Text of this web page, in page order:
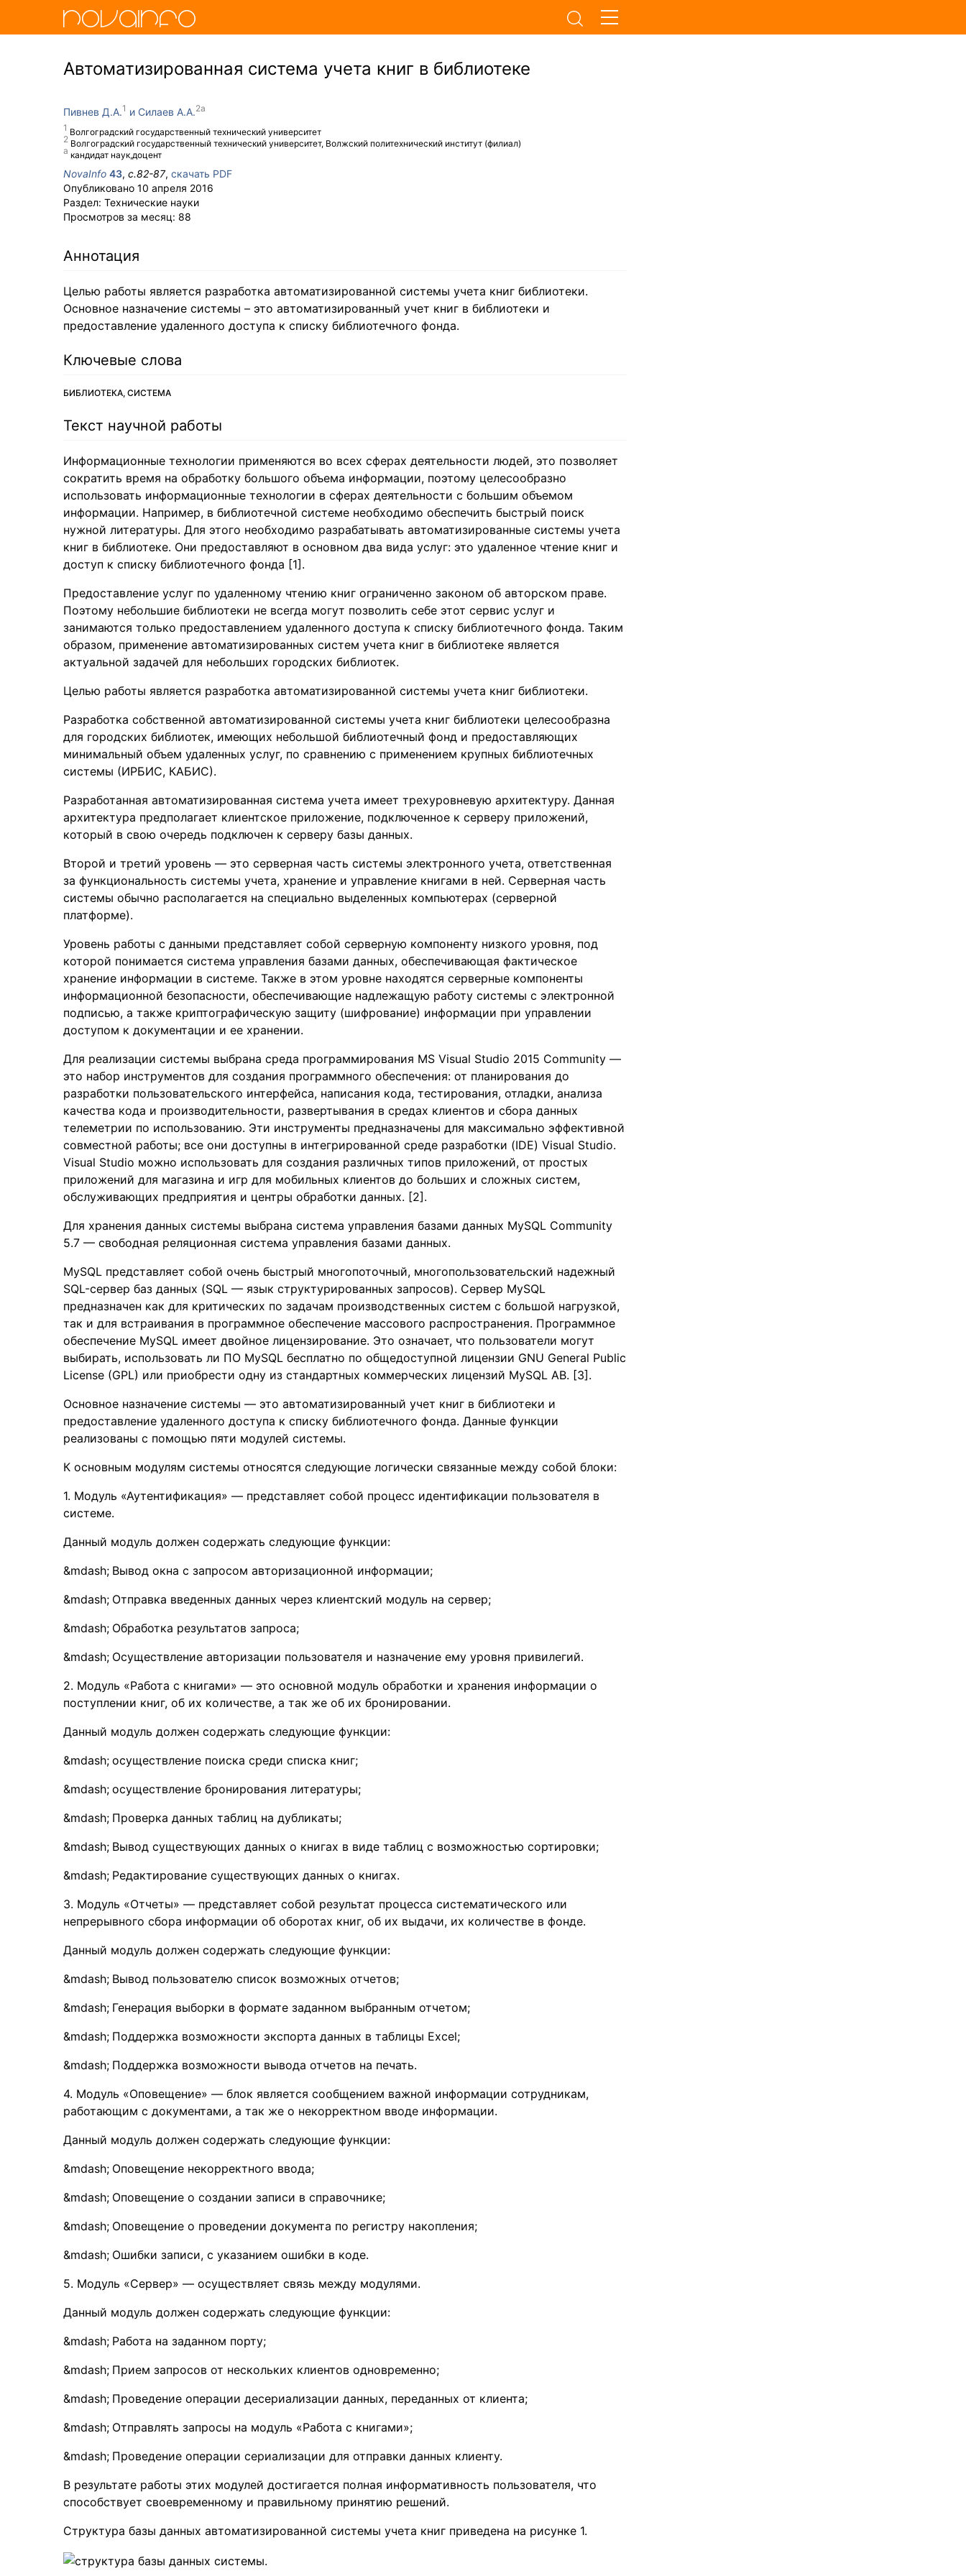
Автоматизированная система учета книг в библиотеке
Пивнев Д.А.
Волгоградский государственный технический университет
Силаев А.А.
Волгоградский государственный технический университет, Волжский политехнический институт (филиал)
кандидат наук,доцент
NovaInfo 43, с.82-87, скачать PDF
Опубликовано 10 апреля 2016
Раздел: Технические науки
Просмотров за месяц: 88
Аннотация
Целью работы является разработка автоматизированной системы учета книг библиотеки.
Основное назначение системы – это автоматизированный учет книг в библиотеки и
предоставление удаленного доступа к списку библиотечного фонда.
Ключевые слова
БИБЛИОТЕКА, СИСТЕМА
Текст научной работы
Информационные технологии применяются во всех сферах деятельности людей, это позволяет
сократить время на обработку большого объема информации, поэтому целесообразно
использовать информационные технологии в сферах деятельности с большим объемом
информации. Например, в библиотечной системе необходимо обеспечить быстрый поиск
нужной литературы. Для этого необходимо разрабатывать автоматизированные системы учета
книг в библиотеке. Они предоставляют в основном два вида услуг: это удаленное чтение книг и
доступ к списку библиотечного фонда [1].
Предоставление услуг по удаленному чтению книг ограниченно законом об авторском праве.
Поэтому небольшие библиотеки не всегда могут позволить себе этот сервис услуг и
занимаются только предоставлением удаленного доступа к списку библиотечного фонда. Таким
образом, применение автоматизированных систем учета книг в библиотеке является
актуальной задачей для небольших городских библиотек.
Целью работы является разработка автоматизированной системы учета книг библиотеки.
Разработка собственной автоматизированной системы учета книг библиотеки целесообразна
для городских библиотек, имеющих небольшой библиотечный фонд и предоставляющих
минимальный объем удаленных услуг, по сравнению с применением крупных библиотечных
системы (ИРБИС, КАБИС).
Разработанная автоматизированная система учета имеет трехуровневую архитектуру. Данная
архитектура предполагает клиентское приложение, подключенное к серверу приложений,
который в свою очередь подключен к серверу базы данных.
Второй и третий уровень — это серверная часть системы электронного учета, ответственная
за функциональность системы учета, хранение и управление книгами в ней. Серверная часть
системы обычно располагается на специально выделенных компьютерах (серверной
платформе).
Уровень работы с данными представляет собой серверную компоненту низкого уровня, под
которой понимается система управления базами данных, обеспечивающая фактическое
хранение информации в системе. Также в этом уровне находятся серверные компоненты
информационной безопасности, обеспечивающие надлежащую работу системы с электронной
подписью, а также криптографическую защиту (шифрование) информации при управлении
доступом к документации и ее хранении.
Для реализации системы выбрана среда программирования MS Visual Studio 2015 Community —
это набор инструментов для создания программного обеспечения: от планирования до
разработки пользовательского интерфейса, написания кода, тестирования, отладки, анализа
качества кода и производительности, развертывания в средах клиентов и сбора данных
телеметрии по использованию. Эти инструменты предназначены для максимально эффективной
совместной работы; все они доступны в интегрированной среде разработки (IDE) Visual Studio.
Visual Studio можно использовать для создания различных типов приложений, от простых
приложений для магазина и игр для мобильных клиентов до больших и сложных систем,
обслуживающих предприятия и центры обработки данных. [2].
Для хранения данных системы выбрана система управления базами данных MySQL Community
5.7 — свободная реляционная система управления базами данных.
MySQL представляет собой очень быстрый многопоточный, многопользовательский надежный
SQL-сервер баз данных (SQL — язык структурированных запросов). Сервер MySQL
предназначен как для критических по задачам производственных систем с большой нагрузкой,
так и для встраивания в программное обеспечение массового распространения. Программное
обеспечение MySQL имеет двойное лицензирование. Это означает, что пользователи могут
выбирать, использовать ли ПО MySQL бесплатно по общедоступной лицензии GNU General Public
License (GPL) или приобрести одну из стандартных коммерческих лицензий MySQL AB. [3].
Основное назначение системы — это автоматизированный учет книг в библиотеки и
предоставление удаленного доступа к списку библиотечного фонда. Данные функции
реализованы с помощью пяти модулей системы.
К основным модулям системы относятся следующие логически связанные между собой блоки:
1. Модуль «Аутентификация» — представляет собой процесс идентификации пользователя в
системе.
Данный модуль должен содержать следующие функции:
Вывод окна с запросом авторизационной информации;
Отправка введенных данных через клиентский модуль на сервер;
Обработка результатов запроса;
Осуществление авторизации пользователя и назначение ему уровня привилегий.
2. Модуль «Работа с книгами» — это основной модуль обработки и хранения информации о
поступлении книг, об их количестве, а так же об их бронировании.
Данный модуль должен содержать следующие функции:
осуществление поиска среди списка книг;
осуществление бронирования литературы;
Проверка данных таблиц на дубликаты;
Вывод существующих данных о книгах в виде таблиц с возможностью сортировки;
Редактирование существующих данных о книгах.
3. Модуль «Отчеты» — представляет собой результат процесса систематического или
непрерывного сбора информации об оборотах книг, об их выдачи, их количестве в фонде.
Данный модуль должен содержать следующие функции:
Вывод пользователю список возможных отчетов;
Генерация выборки в формате заданном выбранным отчетом;
Поддержка возможности экспорта данных в таблицы Excel;
Поддержка возможности вывода отчетов на печать.
4. Модуль «Оповещение» — блок является сообщением важной информации сотрудникам,
работающим с документами, а так же о некорректном вводе информации.
Данный модуль должен содержать следующие функции:
Оповещение некорректного ввода;
Оповещение о создании записи в справочнике;
Оповещение о проведении документа по регистру накопления;
Ошибки записи, с указанием ошибки в коде.
5. Модуль «Сервер» — осуществляет связь между модулями.
Данный модуль должен содержать следующие функции:
Работа на заданном порту;
Прием запросов от нескольких клиентов одновременно;
Проведение операции десериализации данных, переданных от клиента;
Отправлять запросы на модуль «Работа с книгами»;
Проведение операции сериализации для отправки данных клиенту.
В результате работы этих модулей достигается полная информативность пользователя, что
способствует своевременному и правильному принятию решений.
Структура базы данных автоматизированной системы учета книг приведена на рисунке 1.